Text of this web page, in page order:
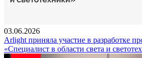
03.06.2026
Arlight приняла участие в разработке
«Специалист в области света и